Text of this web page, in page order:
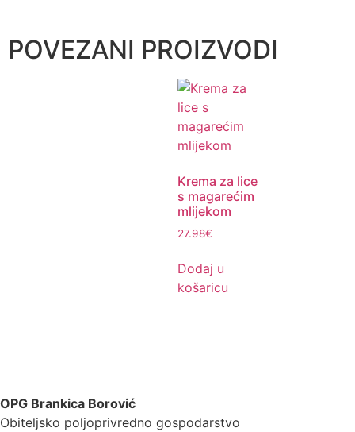
POVEZANI PROIZVODI
Krema za lice
s magarećim
mlijekom
27.98€
Dodaj u
košaricu
OPG Brankica Borović
Obiteljsko poljoprivredno gospodarstvo